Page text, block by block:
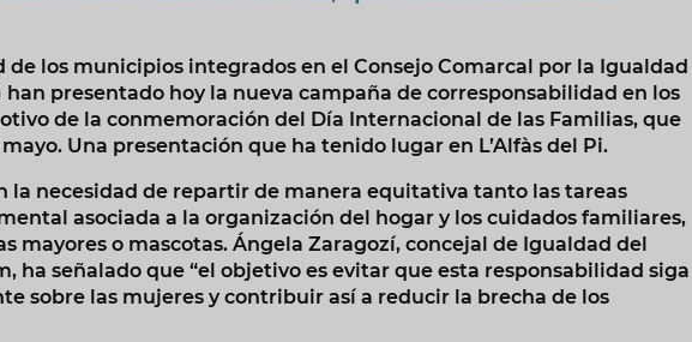
de los municipios integrados en el Consejo Comarcal por la Igualdad
han presentado hoy la nueva campaña de corresponsabilidad en los
de la conmemoración del Día Internacional de las Familias, que
Una presentación que ha tenido lugar en L’Alfàs del Pi.
la necesidad de repartir de manera equitativa tanto las tareas
asociada a la organización del hogar y los cuidados familiares,
mayores o mascotas. Ángela Zaragozí, concejal de Igualdad del
ha señalado que “el objetivo es evitar que esta responsabilidad siga
sobre las mujeres y contribuir así a reducir la brecha de los